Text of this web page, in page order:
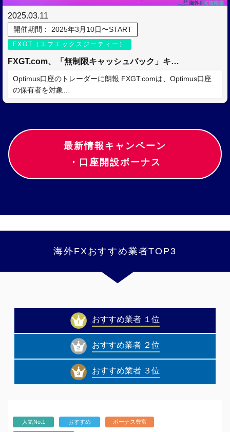
2025.03.11
開催期間： 2025年3月10日〜START
FXGT（エフエックスジーティー）
FXGT.com、「無制限キャッシュバック」キ…
Optimus口座のトレーダーに朗報 FXGT.comは、Optimus口座
の保有者を対象…
最新情報キャンペーン
・口座開設ボーナス
海外FXおすすめ業者TOP3
おすすめ業者 １位
おすすめ業者 ２位
おすすめ業者 ３位
人気No.1 おすすめ ボーナス豊富